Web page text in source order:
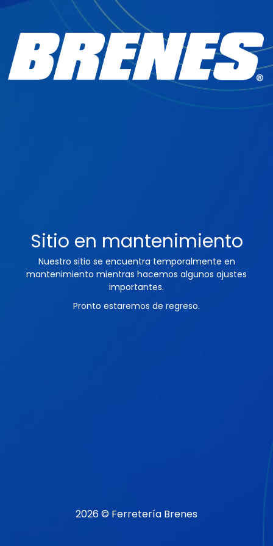
Sitio en mantenimiento
Nuestro sitio se encuentra temporalmente en
mantenimiento mientras hacemos algunos ajustes
importantes.
Pronto estaremos de regreso.
2026 © Ferretería Brenes